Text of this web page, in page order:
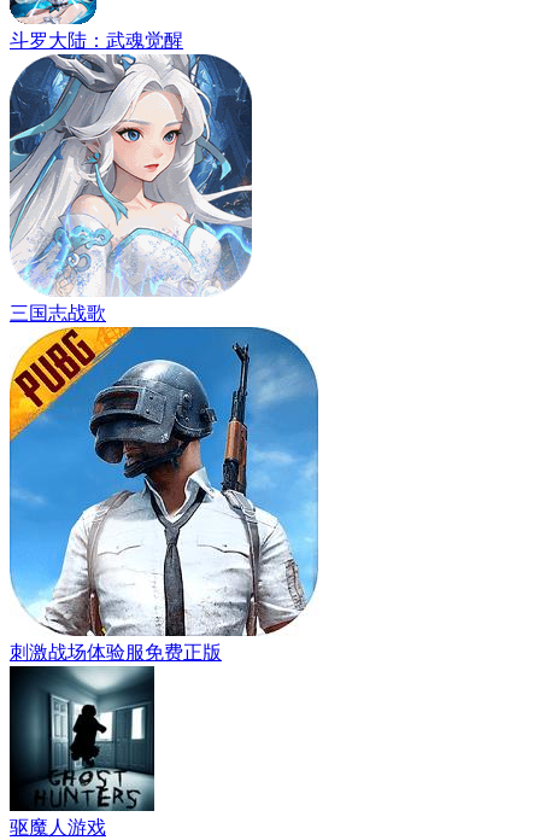
斗罗大陆：武魂觉醒
三国志战歌
刺激战场体验服免费正版
驱魔人游戏